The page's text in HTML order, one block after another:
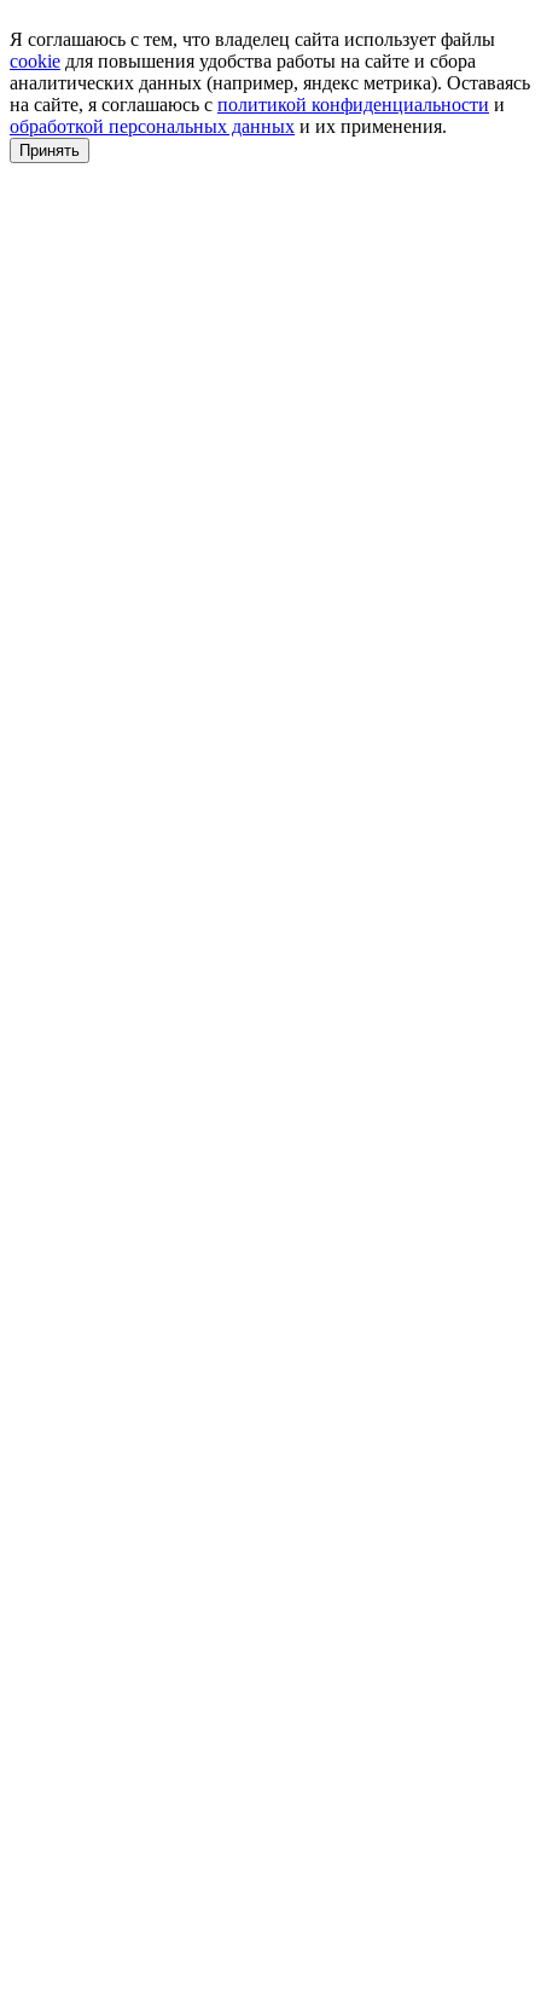
Я соглашаюсь с тем, что владелец сайта использует файлы
cookie для повышения удобства работы на сайте и сбора
аналитических данных (например, яндекс метрика). Оставаясь
на сайте, я соглашаюсь с политикой конфиденциальности и
обработкой персональных данных и их применения.
Принять